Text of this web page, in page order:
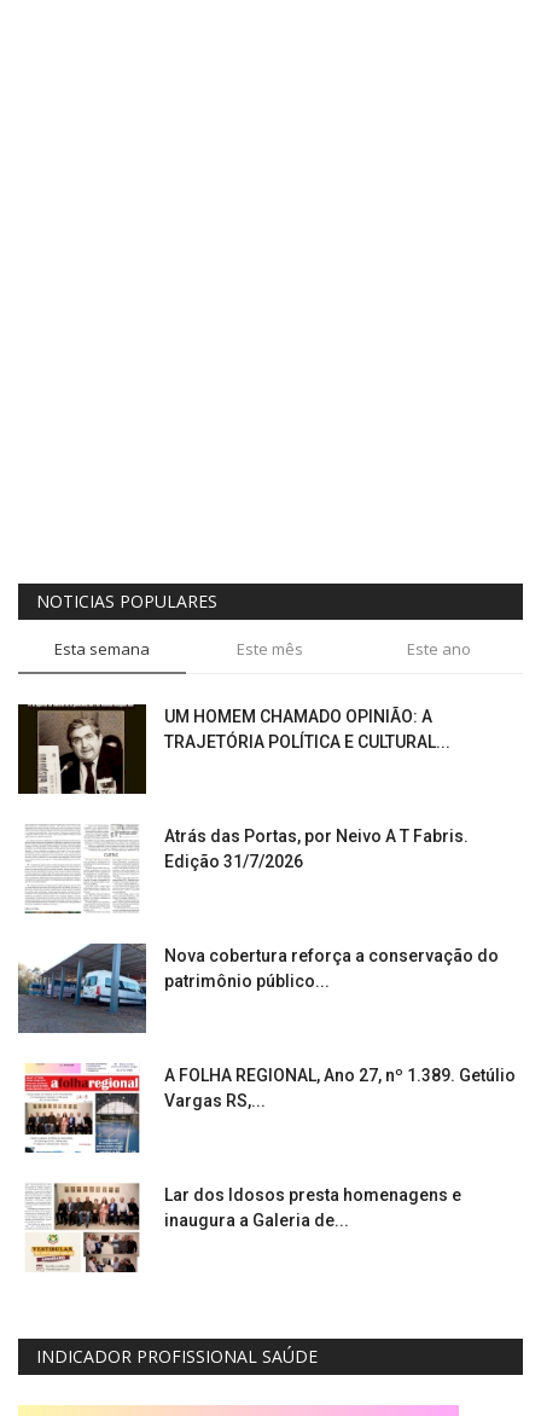
NOTICIAS POPULARES
Esta semana Este mês Este ano
UM HOMEM CHAMADO OPINIÃO: A
TRAJETÓRIA POLÍTICA E CULTURAL...
Atrás das Portas, por Neivo A T Fabris.
Edição 31/7/2026
Nova cobertura reforça a conservação do
patrimônio público...
A FOLHA REGIONAL, Ano 27, nº 1.389. Getúlio
Vargas RS,...
Lar dos Idosos presta homenagens e
inaugura a Galeria de...
INDICADOR PROFISSIONAL SAÚDE